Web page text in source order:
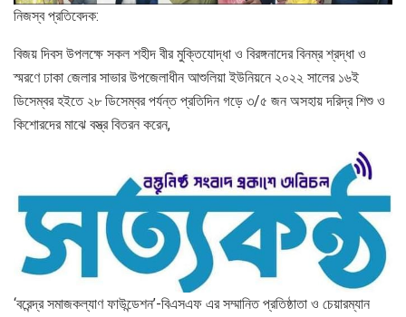
নিজস্ব প্রতিবেদক:
বিজয় দিবস উপলক্ষে সকল শহীদ বীর মুক্তিযোদ্ধা ও বিরঙ্গনাদের বিনম্র শ্রদ্ধা ও
স্মরণে ঢাকা জেলার সাভার উপজেলাধীন আশুলিয়া ইউনিয়নে ২০২২ সালের ১৬ই
ডিসেম্বর হইতে ২৮ ডিসেম্বর পর্যন্ত প্রতিদিন গড়ে ৩/৫ জন অসহায় দরিদ্র শিশু ও
কিশোরদের মাঝে বস্ত্র বিতরন করেন,
‘বরেন্দ্র সমাজকল্যাণ ফাউন্ডেশন’-বিএসএফ এর সম্মানিত প্রতিষ্ঠাতা ও চেয়ারম্যান